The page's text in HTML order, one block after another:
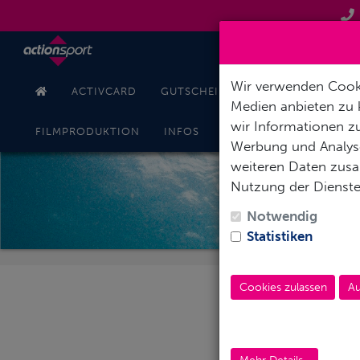
ACTIVCARD GUTSCHEINE TAUCHKURSE
FILMPRODUKTION INFOS ONLINESHOP
Wir verwenden
Medien anbieten zu
wir Informationen
Werbung und
weiteren Daten
Nutzung der
Notwendig
Statistiken
Cookies zulassen